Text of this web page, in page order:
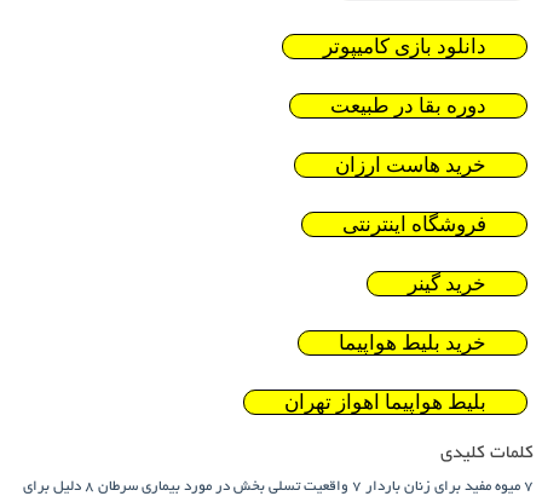
دانلود بازی کامیپوتر
دوره بقا در طبیعت
خرید هاست ارزان
فروشگاه اینترنتی
خرید گینر
خرید بلیط هواپیما
بلیط هواپیما اهواز تهران
کلمات کلیدی
7 میوه مفید برای زنان باردار 7 واقعیت تسلی بخش در مورد بیماری سرطان
8 دلیل برای